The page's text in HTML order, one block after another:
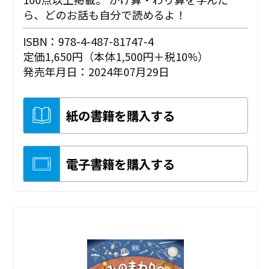
ら、どのお話も自分で読めるよ！
ISBN：978-4-487-81747-4
定価1,650円（本体1,500円＋税10%）
発売年月日：2024年07月29日
紙の書籍を購入する
電子書籍を購入する